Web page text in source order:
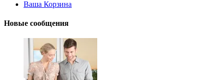
Ваша Корзина
Новые сообщения